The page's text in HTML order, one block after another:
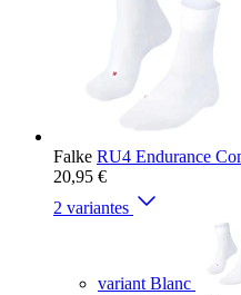
Falke RU4 Endurance
20,95 €
2 variantes
variant Blanc